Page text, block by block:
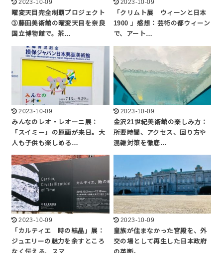
2023-10-09
曜変天目完全制覇プロジェクト
③藤田美術館の曜変天目を奈良
国立博物館で。茶…
2023-10-09
「クリムト展 ウィーンと日本
1900 」感想：芸術の都ウィーン
で、アート…
2023-10-09
みんなのレオ・レオーニ展：
「スイミー」の原画が来日。大
人も子供も楽しめる…
2023-10-09
金沢21世紀美術館の楽しみ方：
所要時間、アクセス、回り方や
混雑対策を徹底…
2023-10-09
「カルティエ 時の結晶」展：
ジュエリーの魅力を余すところ
2023-10-09
皇族が住まなかった宮殿を、外
交の場として再生した日本政府